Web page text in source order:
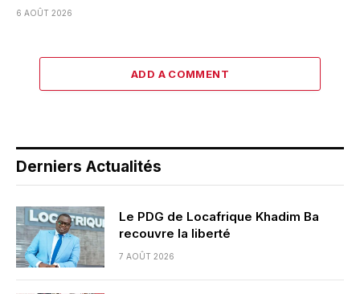
6 AOÛT 2026
ADD A COMMENT
Derniers Actualités
Le PDG de Locafrique Khadim Ba
recouvre la liberté
7 AOÛT 2026